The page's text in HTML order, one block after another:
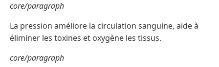
core/paragraph
La pression améliore la circulation sanguine, aide à
éliminer les toxines et oxygène les tissus.
core/paragraph